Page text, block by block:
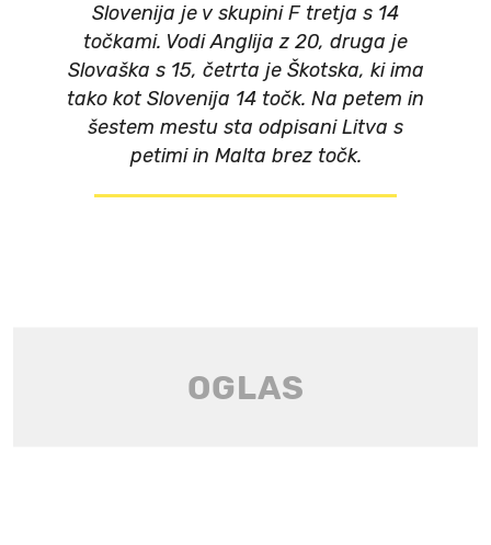
Slovenija je v skupini F tretja s 14
točkami. Vodi Anglija z 20, druga je
Slovaška s 15, četrta je Škotska, ki ima
tako kot Slovenija 14 točk. Na petem in
šestem mestu sta odpisani Litva s
petimi in Malta brez točk.